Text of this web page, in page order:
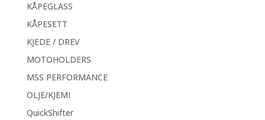
KÅPEGLASS
KÅPESETT
KJEDE / DREV
MOTOHOLDERS
MSS PERFORMANCE
OLJE/KJEMI
QuickShifter